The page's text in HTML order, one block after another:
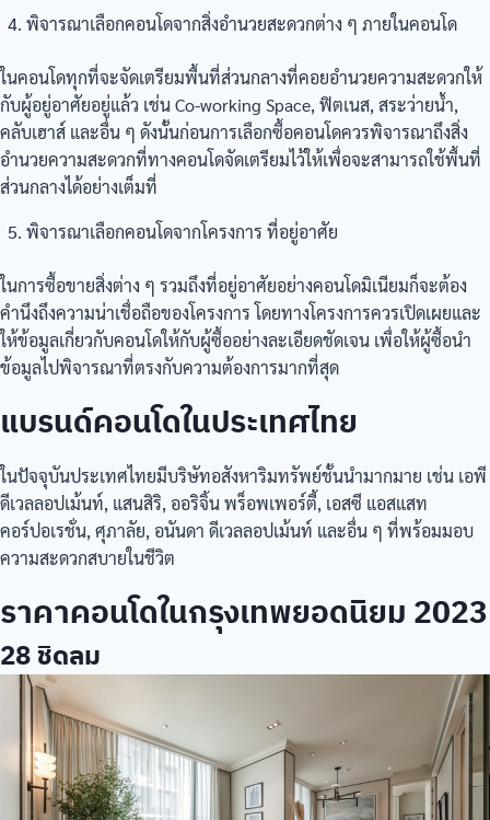
พิจารณาเลือกคอนโดจากสิ่งอำนวยสะดวกต่าง ๆ ภายในคอนโด
ในคอนโดทุกที่จะจัดเตรียมพื้นที่ส่วนกลางที่คอยอำนวยความสะดวกให้
กับผู้อยู่อาศัยอยู่แล้ว เช่น Co-working Space, ฟิตเนส, สระว่ายน้ำ,
คลับเฮาส์ และอื่น ๆ ดังนั้นก่อนการเลือกซื้อคอนโดควรพิจารณาถึงสิ่ง
อำนวยความสะดวกที่ทางคอนโดจัดเตรียมไว้ให้เพื่อจะสามารถใช้พื้นที่
ส่วนกลางได้อย่างเต็มที่
พิจารณาเลือกคอนโดจากโครงการ ที่อยู่อาศัย
ในการซื้อขายสิ่งต่าง ๆ รวมถึงที่อยู่อาศัยอย่างคอนโดมิเนียมก็จะต้อง
คำนึงถึงความน่าเชื่อถือของโครงการ โดยทางโครงการควรเปิดเผยและ
ให้ข้อมูลเกี่ยวกับคอนโดให้กับผู้ซื้ออย่างละเอียดชัดเจน เพื่อให้ผู้ซื้อนำ
ข้อมูลไปพิจารณาที่ตรงกับความต้องการมากที่สุด
แบรนด์คอนโดในประเทศไทย
ในปัจจุบันประเทศไทยมีบริษัทอสังหาริมทรัพย์ชั้นนำมากมาย เช่น เอพี
ดีเวลลอปเม้นท์, แสนสิริ, ออริจิ้น พร็อพเพอร์ตี้, เอสซี แอสแสท
คอร์ปอเรชั่น, ศุภาลัย, อนันดา ดีเวลลอปเม้นท์ และอื่น ๆ ที่พร้อมมอบ
ความสะดวกสบายในชีวิต
ราคาคอนโดในกรุงเทพยอดนิยม 2023
28 ชิดลม